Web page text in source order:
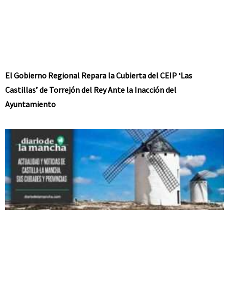
El Gobierno Regional Repara la Cubierta del CEIP ‘Las
Castillas’ de Torrejón del Rey Ante la Inacción del
Ayuntamiento